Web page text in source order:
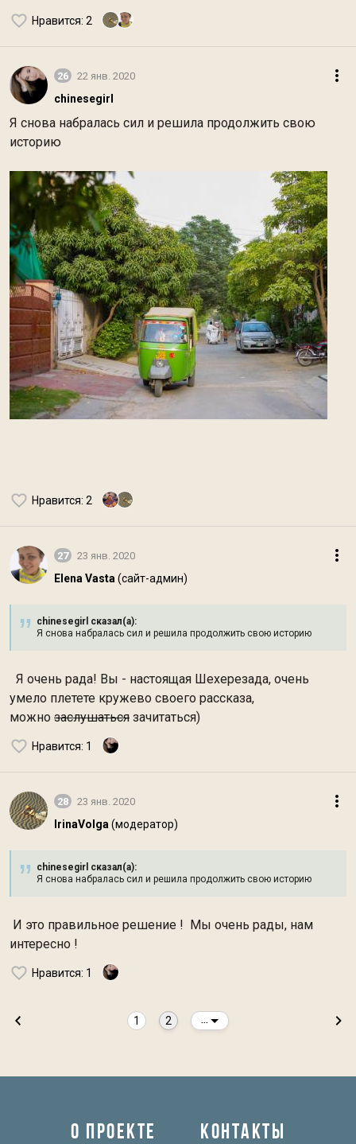
Нравится: 2
26 22 янв. 2020
chinesegirl
Я снова набралась сил и решила продолжить свою
историю
Нравится: 2
27 23 янв. 2020
Elena Vasta (сайт-админ)
chinesegirl сказал(а):
Я снова набралась сил и решила продолжить свою историю
Я очень рада! Вы - настоящая Шехерезада, очень
умело плетете кружево своего рассказа,
можно заслушаться зачитаться)
Нравится: 1
28 23 янв. 2020
IrinaVolga (модератор)
chinesegirl сказал(а):
Я снова набралась сил и решила продолжить свою историю
И это правильное решение ! Мы очень рады, нам
интересно !
Нравится: 1
1 2
О ПРОЕКТЕ КОНТАКТЫ